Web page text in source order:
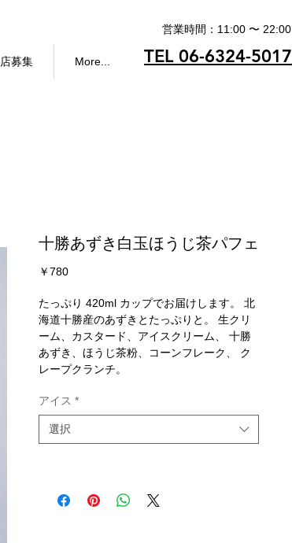
営業時間：11:00 〜 22:00
募集 More... TEL 06-6324-5017
十勝あずき白玉ほうじ茶パフェ
￥780価
たっぷり 420ml カップでお届けします。 北
海道十勝産のあずきとたっぷりと。 生クリ
ーム、カスタード、アイスクリーム、 十勝
あずき、ほうじ茶粉、コーンフレーク、 ク
レープクランチ。
アイス *
選択